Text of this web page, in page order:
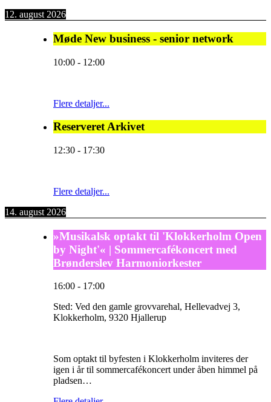
12. august 2026
Møde New business - senior network
10:00 - 12:00
Flere detaljer...
Reserveret Arkivet
12:30 - 17:30
Flere detaljer...
14. august 2026
»Musikalsk optakt til 'Klokkerholm Open
by Night'« | Sommercafékoncert med
Brønderslev Harmoniorkester
16:00 - 17:00
Sted: Ved den gamle grovvarehal, Hellevadvej 3,
Klokkerholm, 9320 Hjallerup
Som optakt til byfesten i Klokkerholm inviteres der
igen i år til sommercafékoncert under åben himmel på
pladsen…